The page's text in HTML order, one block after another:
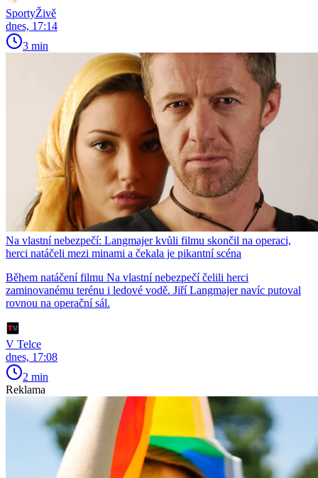
SportyŽivě
dnes, 17:14
3 min
Na vlastní nebezpečí: Langmajer kvůli filmu skončil na operaci,
herci natáčeli mezi minami a čekala je pikantní scéna
Během natáčení filmu Na vlastní nebezpečí čelili herci
zaminovanému terénu i ledové vodě. Jiří Langmajer navíc putoval
rovnou na operační sál.
V Telce
dnes, 17:08
2 min
Reklama